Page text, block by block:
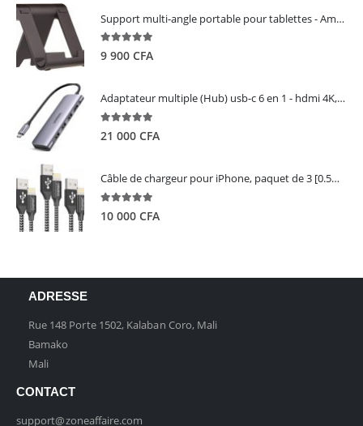
Support multi-angle portable pour tablettes - Amazon Basics
5.00out of 5
9 900 CFA
Adaptateur multiple (Hub) usb-c 6 en 1 - hdmi 4K, 3 ports USB 3.0 et lecteur de carte sd tf - UGREEN
5.00out of 5
21 000 CFA
Câble de chargeur pour iPhone, paquet de 3 [0.5M 1M 2M] - GIANAC
5.00out of 5
10 000 CFA
ADRESSE
Rue 148 Porte 1502, Kalaban Coro, Mali
Bamako
Mali
CONTACT
support@zoneaffaire.com